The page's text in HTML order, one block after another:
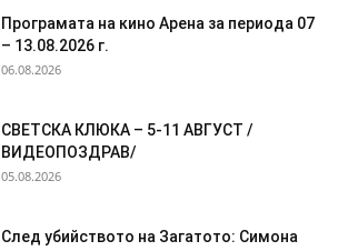
Програмата на кино Арена за периода 07
– 13.08.2026 г.
06.08.2026
СВЕТСКА КЛЮКА – 5-11 АВГУСТ /
ВИДЕОПОЗДРАВ/
05.08.2026
След убийството на Загатото: Симона